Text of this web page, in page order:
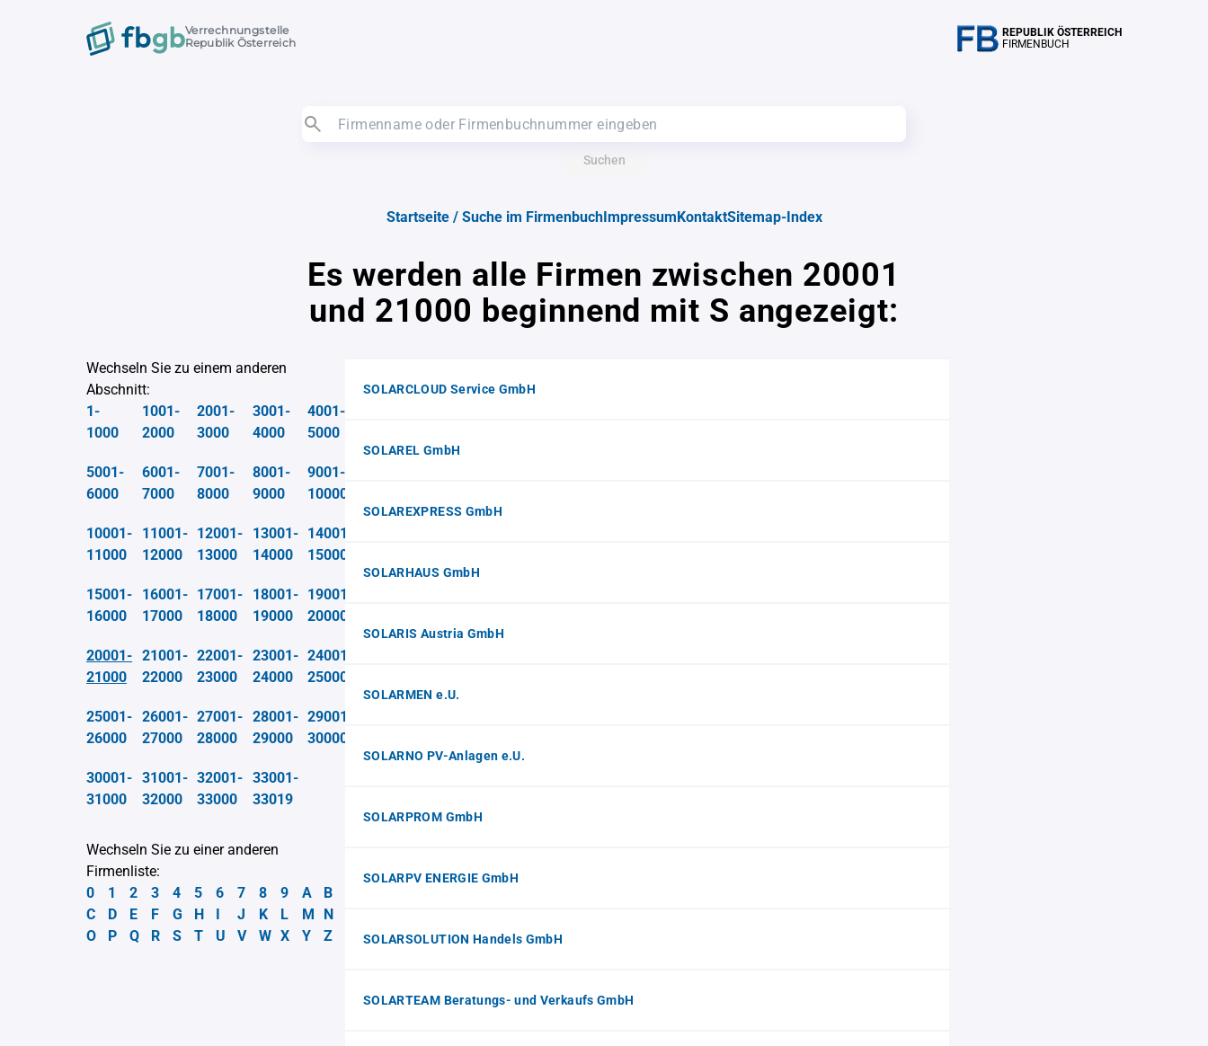
Verrechnungstelle
Republik Österreich
REPUBLIK ÖSTERREICH
FIRMENBUCH
Suchen
Startseite / Suche im FirmenbuchImpressumKontaktSitemap-Index
Es werden alle Firmen zwischen 20001
und 21000 beginnend mit S angezeigt:
Wechseln Sie zu einem anderen
Abschnitt:
1-
1000
1001-
2000
2001-
3000
3001-
4000
4001-
5000
5001-
6000
6001-
7000
7001-
8000
8001-
9000
9001-
10000
10001-
11000
11001-
12000
12001-
13000
13001-
14000
14001-
15000
15001-
16000
16001-
17000
17001-
18000
18001-
19000
19001-
20000
20001-
21000
21001-
22000
22001-
23000
23001-
24000
24001-
25000
25001-
26000
26001-
27000
27001-
28000
28001-
29000
29001-
30000
30001-
31000
31001-
32000
32001-
33000
33001-
33019
Wechseln Sie zu einer anderen
Firmenliste:
0
1 2 3 4 5 6 7 8 9 A
B
C
D E F G H I J K L M
N
O
P Q R S T U V W X Y Z
SOLARCLOUD Service GmbH
SOLAREL GmbH
SOLAREXPRESS GmbH
SOLARHAUS GmbH
SOLARIS Austria GmbH
SOLARMEN e.U.
SOLARNO PV-Anlagen e.U.
SOLARPROM GmbH
SOLARPV ENERGIE GmbH
SOLARSOLUTION Handels GmbH
SOLARTEAM Beratungs- und Verkaufs GmbH